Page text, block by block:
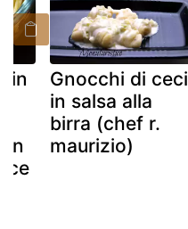
in
Gnocchi di ceci
in salsa alla
birra (chef r.
maurizio)